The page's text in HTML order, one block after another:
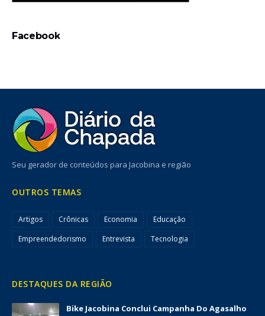
Facebook
Seu gerador de conteúdos para Jacobina e região
OUTROS TEMAS
Artigos Crônicas Economia
Educação
Empreendedorismo
Entrevista Tecnologia
DESTAQUES DA REGIÃO
Bike Jacobina Conclui Campanha Do Agasalho